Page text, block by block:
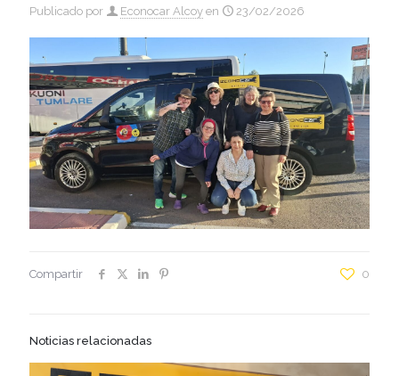
Publicado por Econocar Alcoy en 23/02/2026
Compartir 0
Noticias relacionadas